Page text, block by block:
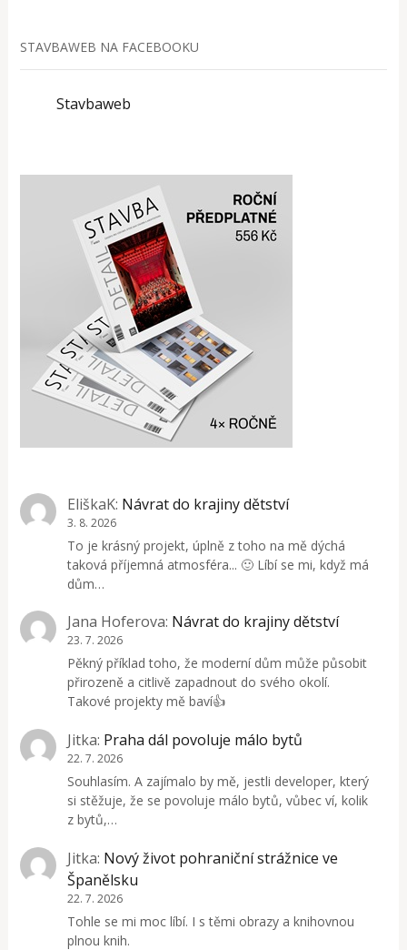
STAVBAWEB NA FACEBOOKU
Stavbaweb
EliškaK: Návrat do krajiny dětství
3. 8. 2026
To je krásný projekt, úplně z toho na mě dýchá
taková příjemná atmosféra... 🙂 Líbí se mi, když má
dům…
Jana Hoferova: Návrat do krajiny dětství
23. 7. 2026
Pěkný příklad toho, že moderní dům může působit
přirozeně a citlivě zapadnout do svého okolí.
Takové projekty mě baví👍
Jitka: Praha dál povoluje málo bytů
22. 7. 2026
Souhlasím. A zajímalo by mě, jestli developer, který
si stěžuje, že se povoluje málo bytů, vůbec ví, kolik
z bytů,…
Jitka: Nový život pohraniční strážnice ve
Španělsku
22. 7. 2026
Tohle se mi moc líbí. I s těmi obrazy a knihovnou
plnou knih.